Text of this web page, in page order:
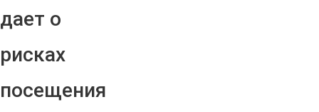
дает о
рисках
посещения